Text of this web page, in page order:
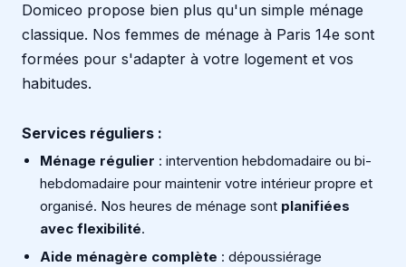
Domiceo propose bien plus qu'un simple ménage
classique. Nos femmes de ménage à Paris 14e sont
formées pour s'adapter à votre logement et vos
habitudes.
Services réguliers :
Ménage régulier : intervention hebdomadaire ou bi-
hebdomadaire pour maintenir votre intérieur propre et
organisé. Nos heures de ménage sont planifiées
avec flexibilité.
Aide ménagère complète : dépoussiérage